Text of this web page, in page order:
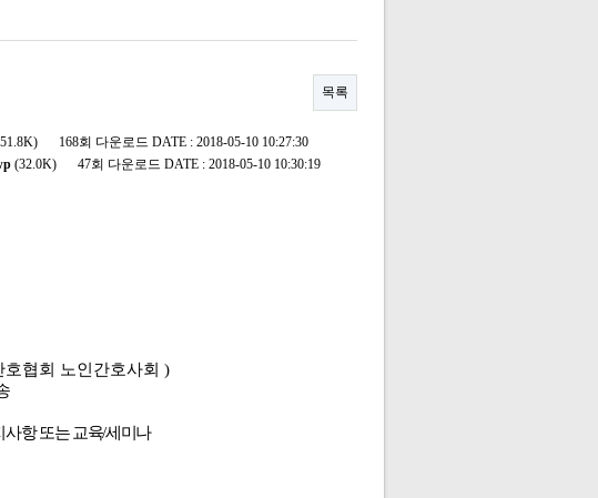
목록
168회 다운로드 DATE : 2018-05-10 10:27:30
(32.0K) 47회 다운로드 DATE : 2018-05-10 10:30:19
협회 노인간호사회 )
사항 또는 교육/세미나